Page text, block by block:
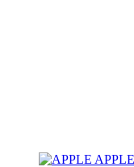
APPLE